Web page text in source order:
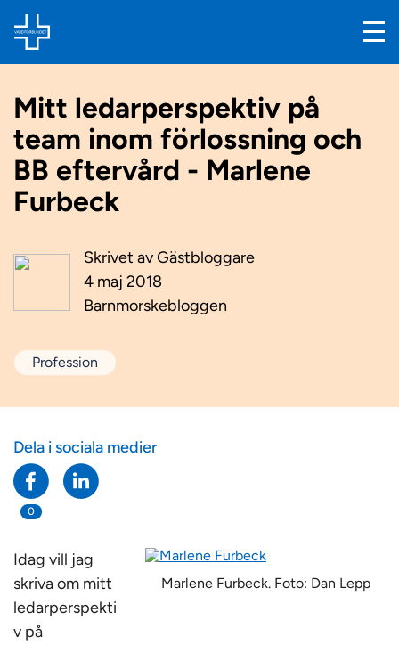
Mitt ledarperspektiv på
team inom förlossning och
BB eftervård - Marlene
Furbeck
Skrivet avGästbloggare
4 maj 2018
Barnmorskebloggen
Profession
Dela i sociala medier
0
Marlene Furbeck. Foto: Dan Lepp
Idag vill jag
skriva om mitt
ledarperspekti
v på